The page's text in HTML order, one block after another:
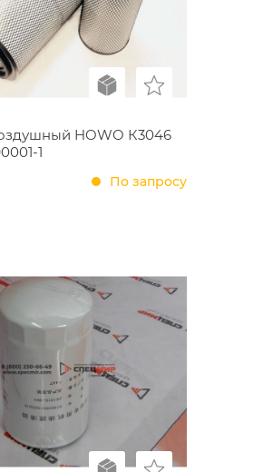
HOWO К3046
1
По запросу